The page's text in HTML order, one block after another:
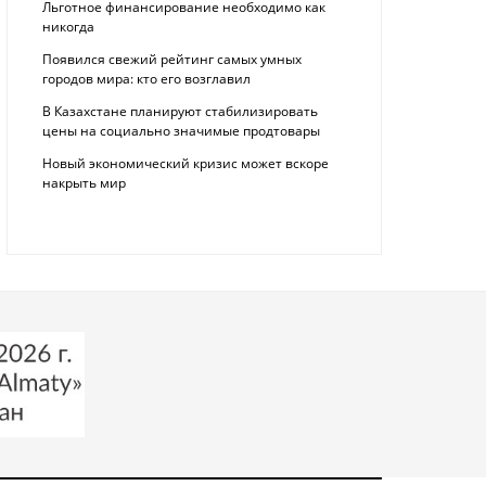
Льготное финансирование необходимо как
никогда
Появился свежий рейтинг самых умных
городов мира: кто его возглавил
В Казахстане планируют стабилизировать
цены на социально значимые продтовары
Новый экономический кризис может вскоре
накрыть мир